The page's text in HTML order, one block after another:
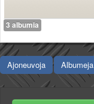
3 albumia
Ajoneuvoja Albumeja